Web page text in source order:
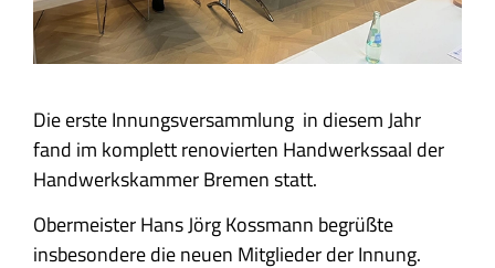
Die erste Innungsversammlung in diesem Jahr
fand im komplett renovierten Handwerkssaal der
Handwerkskammer Bremen statt.
Obermeister Hans Jörg Kossmann begrüßte
insbesondere die neuen Mitglieder der Innung.